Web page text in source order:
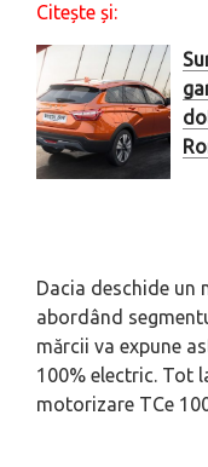
Citește și:
Dacia deschide un
abordând
mărcii va expune
100% electric. Tot
motorizare TCe